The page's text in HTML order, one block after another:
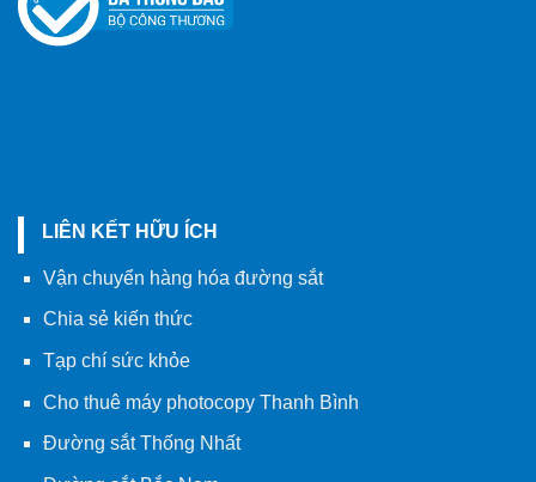
LIÊN KẾT HỮU ÍCH
Vận chuyển hàng hóa đường sắt
Chia sẻ kiến thức
Tạp chí sức khỏe
Cho thuê máy photocopy Thanh Bình
Đường sắt Thống Nhất